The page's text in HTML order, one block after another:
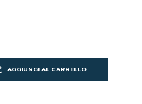
AGGIUNGI AL CARRELLO